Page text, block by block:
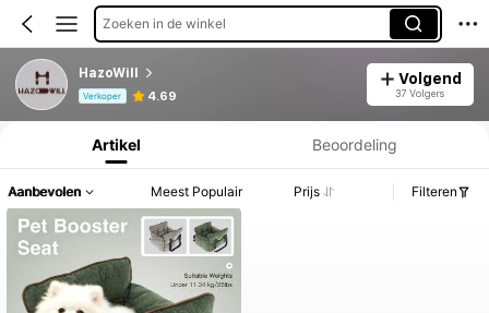
Zoeken in de winkel
HazoWill
Verkoper 4.69
Volgend
37 Volgers
Productinformatie: Prijsopenbaring, Verkoop- en Voorraadgegevens.
Artikel Beoordeling
Aanbevolen Meest Populair Prijs Filteren